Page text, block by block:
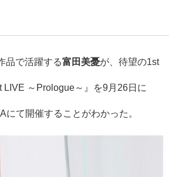
品で活躍する富田美憂が、待望の1st
LIVE ～Prologue～』を9月26日に
にて開催することがわかった。